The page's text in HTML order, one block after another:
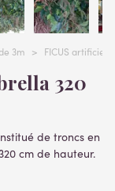
3m > FICUS artificiel
de troncs en
cm de hauteur.